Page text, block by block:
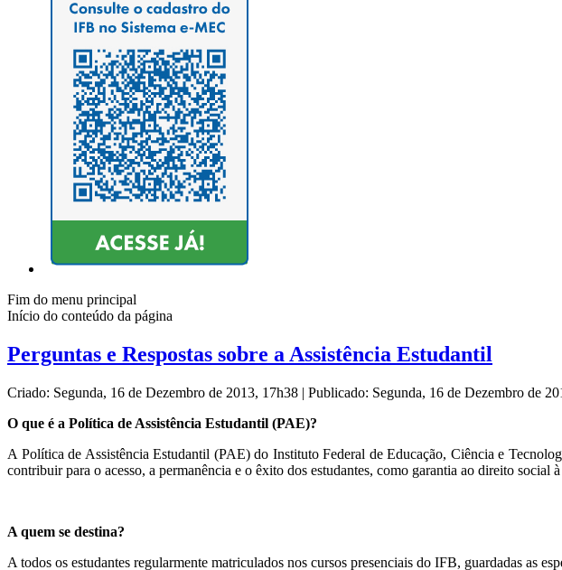
Fim do menu principal
Início do conteúdo da página
Perguntas e Respostas sobre a Assistência Estudantil
Criado: Segunda, 16 de Dezembro de 2013, 17h38 | Publicado: Segunda, 16 de Dezembro de
O que é a Política de Assistência Estudantil (PAE)?
A Política de Assistência Estudantil (PAE) do Instituto Federal de Educação, Ciência e
contribuir para o acesso, a permanência e o êxito dos estudantes, como garantia ao direito social
A quem se destina?
A todos os estudantes regularmente matriculados nos cursos presenciais do IFB, guardadas as